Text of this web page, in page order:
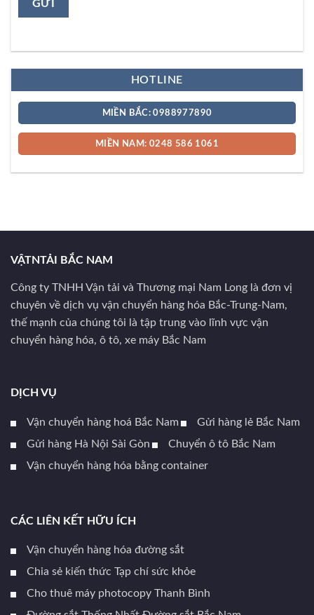
HOTLINE
MIỀN BẮC: 0988977890
MIỀN NAM: 0248 586 1061
VẬTNTẢI BẮC NAM
Công ty TNHH Vận tải và Thương mại Nam Long là đơn vị
chuyên về dịch vụ vận chuyển hàng hóa Bắc-Trung-Nam,
thế mạnh của chúng tôi là tập trung vào lĩnh vực vận
chuyển hàng hóa, ô tô, xe máy Bắc Nam
DỊCH VỤ
Vận chuyển hàng hoá Bắc Nam
Gửi hàng lẻ Bắc Nam
Gửi hàng Hà Nội Sài Gòn
Chuyển ô tô Bắc Nam
Vận chuyển hàng hóa bằng container
CÁC LIÊN KẾT HỮU ÍCH
Vận chuyển hàng hóa đường sắt
Chia sẻ kiến thức Tạp chí sức khỏe
Cho thuê máy photocopy Thanh Bình